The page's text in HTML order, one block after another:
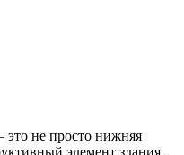
не просто нижняя
элемент здания,